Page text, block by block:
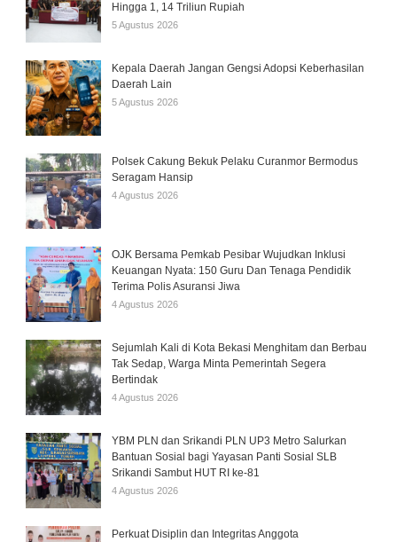
Hingga 1, 14 Triliun Rupiah
5 Agustus 2026
Kepala Daerah Jangan Gengsi Adopsi Keberhasilan
Daerah Lain
5 Agustus 2026
Polsek Cakung Bekuk Pelaku Curanmor Bermodus
Seragam Hansip
4 Agustus 2026
OJK Bersama Pemkab Pesibar Wujudkan Inklusi
Keuangan Nyata: 150 Guru Dan Tenaga Pendidik
Terima Polis Asuransi Jiwa
4 Agustus 2026
Sejumlah Kali di Kota Bekasi Menghitam dan Berbau
Tak Sedap, Warga Minta Pemerintah Segera
Bertindak
4 Agustus 2026
YBM PLN dan Srikandi PLN UP3 Metro Salurkan
Bantuan Sosial bagi Yayasan Panti Sosial SLB
Srikandi Sambut HUT RI ke-81
4 Agustus 2026
Perkuat Disiplin dan Integritas Anggota